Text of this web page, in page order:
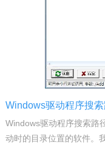
Windows驱动程序搜
Windows驱动程序搜索路
动时的目录位置的软件。